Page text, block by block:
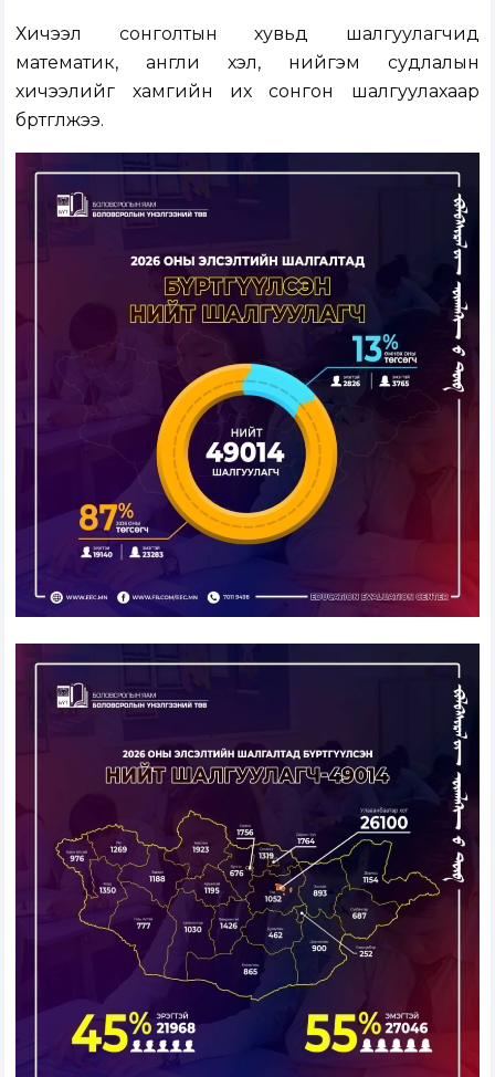
Хичээл сонголтын хувьд шалгуулагчид
математик, англи хэл, нийгэм судлалын
хичээлийг хамгийн их сонгон шалгуулахаар
бүртгүүлжээ.